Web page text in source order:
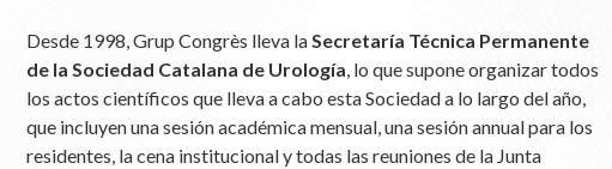
Desde 1998, Grup Congrès lleva laSecretaría Técnica Permanente
de la Sociedad Catalana de Urología, lo que supone organizar todos
los actos científicos que lleva a cabo esta Sociedad a lo largo del año,
que incluyen una sesión académica mensual, una sesión annual para los
residentes, la cena institucional y todas las reuniones de la Junta